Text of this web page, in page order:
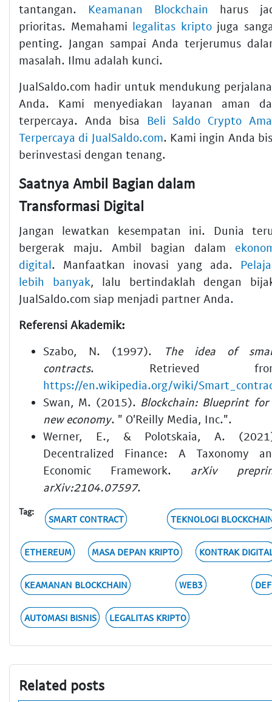
tantangan. Keamanan Blockchain harus
prioritas. Memahami legalitas kriptojuga
penting. Jangan sampai Anda terjerumus
masalah. Ilmu adalah kunci.
JualSaldo.com hadir untuk mendukung
Anda. Kami menyediakan layanan aman
terpercaya. Anda bisa Beli Saldo Crypto
Terpercaya di JualSaldo.com. Kami ingin Anda
berinvestasi dengan tenang.
Saatnya Ambil Bagian dalam
Transformasi Digital
Jangan lewatkan kesempatan ini. Dunia
bergerak maju. Ambil bagian dalam
digital. Manfaatkan inovasi yang ada.
lebih banyak, lalu bertindaklah dengan
JualSaldo.com siap menjadi partner Anda.
Referensi Akademik:
Szabo, N. (1997).
The idea of
contracts. Retrieved
https://en.wikipedia.org/wiki/
Swan, M. (2015). Blockchain: Blueprint for
new economy. " O'Reilly Media, Inc.".
Werner, E., & Polotskaia, A.
Decentralized Finance: A Taxonomy
Economic Framework. arXiv
arXiv:2104.07597.
Tag:
SMART CONTRACT TEKNOLOGI
ETHEREUM MASA DEPAN KRIPTO KONTRAK
KEAMANAN BLOCKCHAIN WEB3
AUTOMASI BISNIS LEGALITAS KRIPTO
Related posts